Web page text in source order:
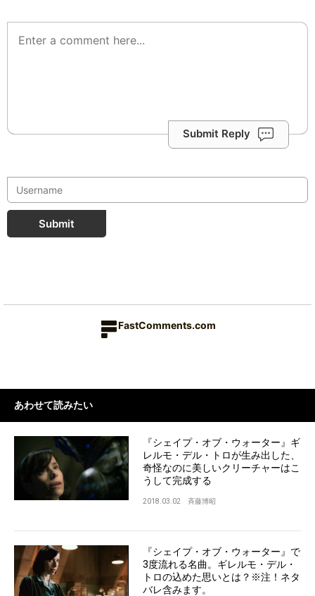
Submit Reply
Submit
FastComments.com
あわせて読みたい
『シェイプ・オブ・ウォーター』ギ
レルモ・デル・トロが生み出した、
奇怪なのに美しいクリーチャーはこ
うして完成する
2018.03.02 斉藤博昭
『シェイプ・オブ・ウォーター』で
3度流れる名曲。ギレルモ・デル・
トロの込めた思いとは？※注！ネタ
バレ含みます。